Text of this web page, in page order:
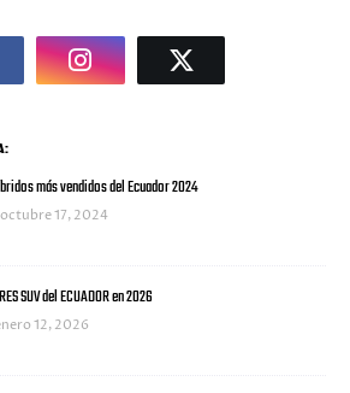
más vendidos del Ecuador 2024
17, 2024
SUV del ECUADOR en 2026
12, 2026